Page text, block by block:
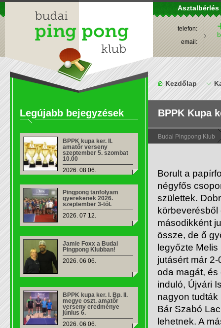
Asztalbérlés
telefon:
email:
Kezdőlap
Legújabb bejegyzések
BPPK kupa ker. II.
amatőr verseny
szeptember 5. szombat
10.00
2026. 08 06.
Pingpong tanfolyam
gyerekenek 2026.
szeptember 3-tól.
2026. 07 12.
Jamie Foxx a Budai
Pingpong Klubban!
2026. 06 06.
BPPK kupa ker. I. Bp. II.
megye oszt. amatőr
verseny eredménye
június 6.
2026. 06 06.
BPPK Kupa
Budai Pingpong Klub
Borult a
négyfős
születtek.
másodikként
össze, de ő
legyőzte
jutásért már
oda magát, és
induló, Újvári
nagyon tudták
Bár Szabó
lehetnek. A